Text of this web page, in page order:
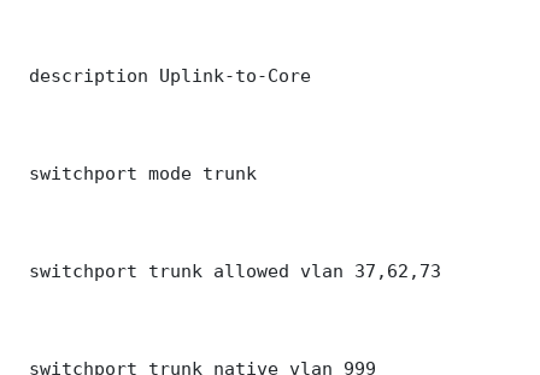
description Uplink-to-Core
switchport mode trunk
switchport trunk allowed vlan 37,62,73
switchport trunk native vlan 999